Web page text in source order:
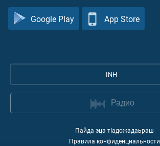
Google Play App Store
INH
Радио
Пайда эца тIадожадаьраш
Правила конфиденциальности